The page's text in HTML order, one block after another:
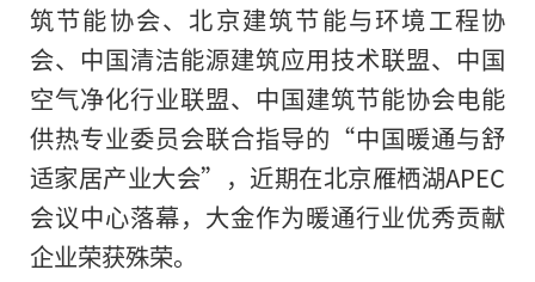
筑节能协会、北京建筑节能与环境工程协
会、中国清洁能源建筑应用技术联盟、中国
空气净化行业联盟、中国建筑节能协会电能
供热专业委员会联合指导的“中国暖通与舒
适家居产业大会”，近期在北京雁栖湖APEC
会议中心落幕，大金作为暖通行业优秀贡献
企业荣获殊荣。